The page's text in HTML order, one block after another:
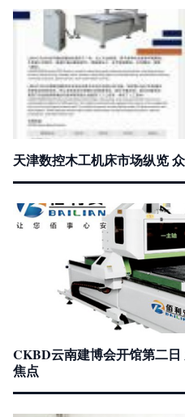
天津数控木工机床市场纵览
CKBD云南建博会开馆第二
焦点